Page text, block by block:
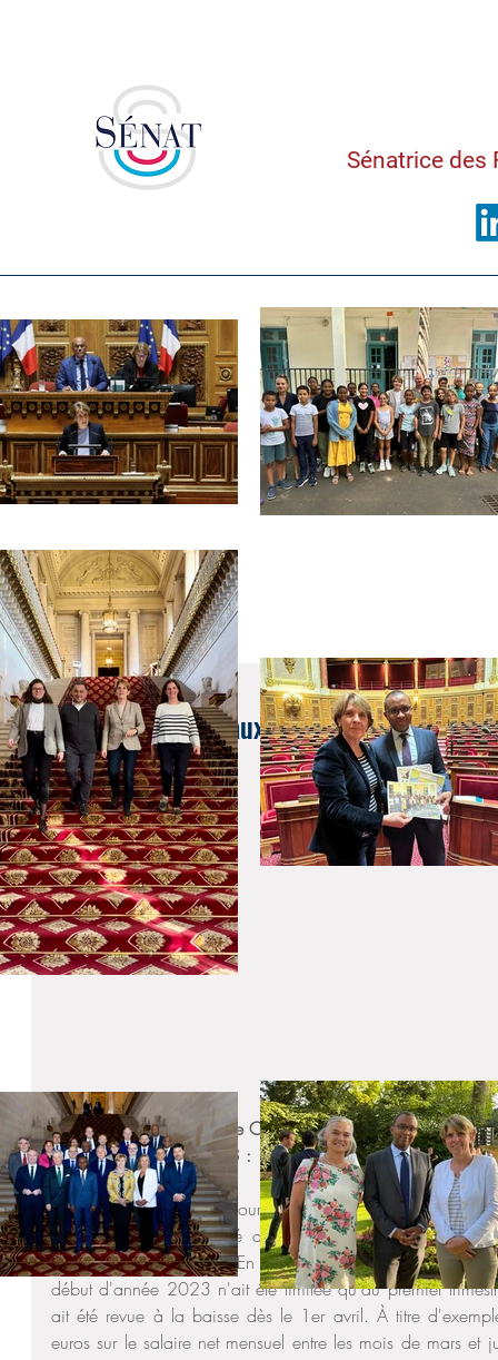
Sénatrice des
Indemnité allouée aux volontaire
Amérique du Nord
24 août 2023
Question de Mme Hélène Conway-Mouret (Sénatrice des
publiée le 24/08/2023 :
Mme Hélène Conway-Mouret attire l'attention de Mme la
étrangères sur l'indemnité allouée aux volontaires
États-Unis et au Canada.En effet, il semblerait que la
début d'année 2023 n'ait été limitée qu'au premier
ait été revue à la baisse dès le 1er avril. À titre
euros sur le salaire net mensuel entre les mois de mars